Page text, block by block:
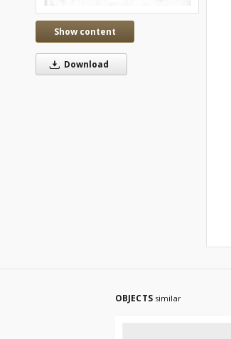
Show content
Download
OBJECTS similar